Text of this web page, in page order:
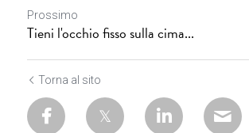
Prossimo
Tieni l'occhio fisso sulla cima...
Torna al sito